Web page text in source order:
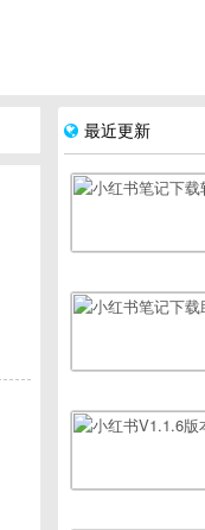
最近更新